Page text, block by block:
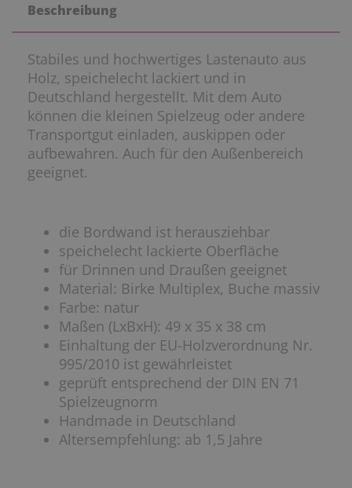
Beschreibung
Stabiles und hochwertiges Lastenauto aus
Holz, speichelecht lackiert und in
Deutschland hergestellt. Mit dem Auto
können die kleinen Spielzeug oder andere
Transportgut einladen, auskippen oder
aufbewahren. Auch für den Außenbereich
geeignet.
die Bordwand ist herausziehbar
speichelecht lackierte Oberfläche
für Drinnen und Draußen geeignet
Material: Birke Multiplex, Buche massiv
Farbe: natur
Maßen (LxBxH): 49 x 35 x 38 cm
Einhaltung der EU-Holzverordnung Nr.
995/2010 ist gewährleistet
geprüft entsprechend der DIN EN 71
Spielzeugnorm
Handmade in Deutschland
Altersempfehlung: ab 1,5 Jahre